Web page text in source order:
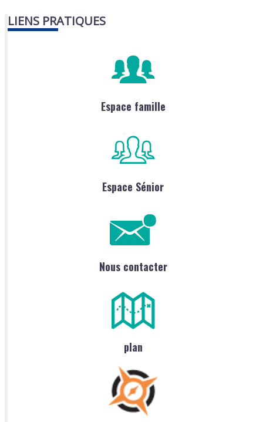
LIENS PRATIQUES
Espace famille
Espace Sénior
Nous contacter
plan